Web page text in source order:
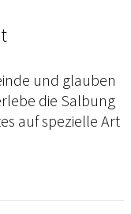
und glauben
die Salbung
auf spezielle Art